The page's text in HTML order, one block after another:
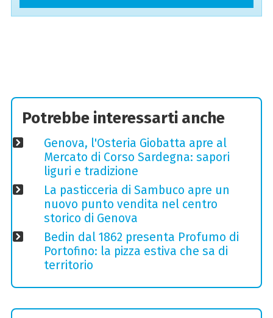
Potrebbe interessarti anche
Genova, l'Osteria Giobatta apre al
Mercato di Corso Sardegna: sapori
liguri e tradizione
La pasticceria di Sambuco apre un
nuovo punto vendita nel centro
storico di Genova
Bedin dal 1862 presenta Profumo di
Portofino: la pizza estiva che sa di
territorio